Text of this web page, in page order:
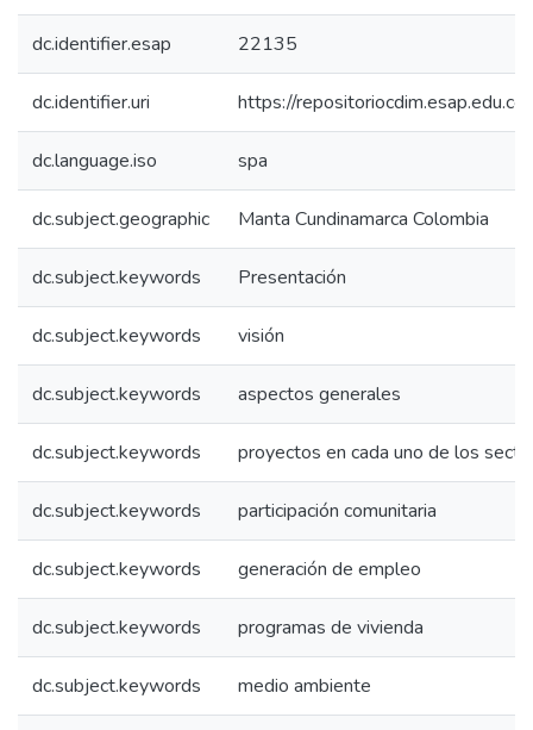
dc.identifier.esap 22135
dc.identifier.uri https://
dc.language.iso spa
dc.subject.geographic Manta Cundinamarca Colombia
dc.subject.keywords Presentación
dc.subject.keywords visión
dc.subject.keywords aspectos generales
dc.subject.keywords proyectos en cada uno de los
dc.subject.keywords participación comunitaria
dc.subject.keywords generación de empleo
dc.subject.keywords programas de vivienda
dc.subject.keywords medio ambiente